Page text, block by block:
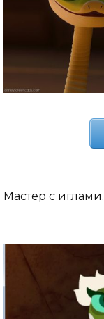
Мастер с иглами.